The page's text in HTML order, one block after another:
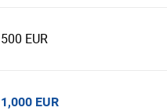
500 EUR
1,000 EUR